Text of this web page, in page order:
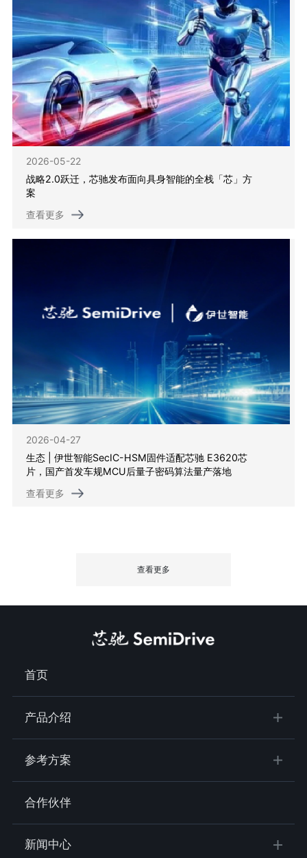
2026-05-22
战略2.0跃迁，芯驰发布面向具身智能的全栈「芯」方
案
查看更多
2026-04-27
生态 | 伊世智能SecIC-HSM固件适配芯驰 E3620芯
片，国产首发车规MCU后量子密码算法量产落地
查看更多
查看更多
首页
产品介绍
参考方案
合作伙伴
新闻中心